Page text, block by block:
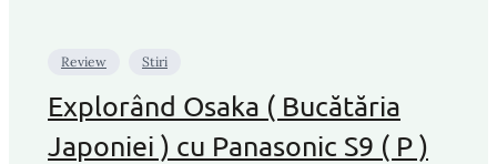
Review Stiri
Explorând Osaka ( Bucătăria
Japoniei ) cu Panasonic S9 ( P )